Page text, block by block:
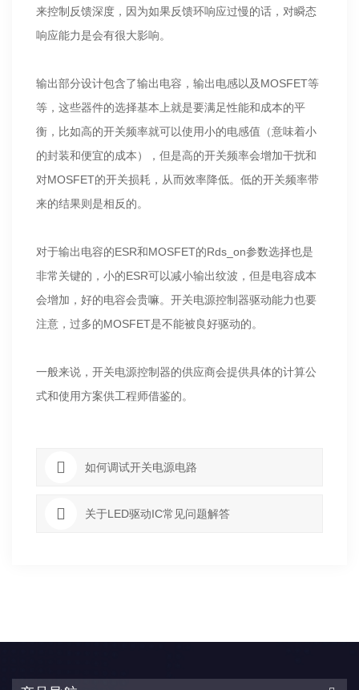
来控制反馈深度，因为如果反馈环响应过慢的话，对瞬态
响应能力是会有很大影响。
输出部分设计包含了输出电容，输出电感以及MOSFET等
等，这些器件的选择基本上就是要满足性能和成本的平
衡，比如高的开关频率就可以使用小的电感值（意味着小
的封装和便宜的成本），但是高的开关频率会增加干扰和
对MOSFET的开关损耗，从而效率降低。低的开关频率带
来的结果则是相反的。
对于输出电容的ESR和MOSFET的Rds_on参数选择也是
非常关键的，小的ESR可以减小输出纹波，但是电容成本
会增加，好的电容会贵嘛。开关电源控制器驱动能力也要
注意，过多的MOSFET是不能被良好驱动的。
一般来说，开关电源控制器的供应商会提供具体的计算公
式和使用方案供工程师借鉴的。
如何调试开关电源电路
关于LED驱动IC常见问题解答